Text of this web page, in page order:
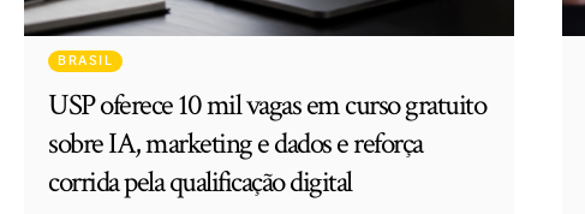
BRASIL
USP oferece 10 mil vagas em curso gratuito
sobre IA, marketing e dados e reforça
corrida pela qualificação digital